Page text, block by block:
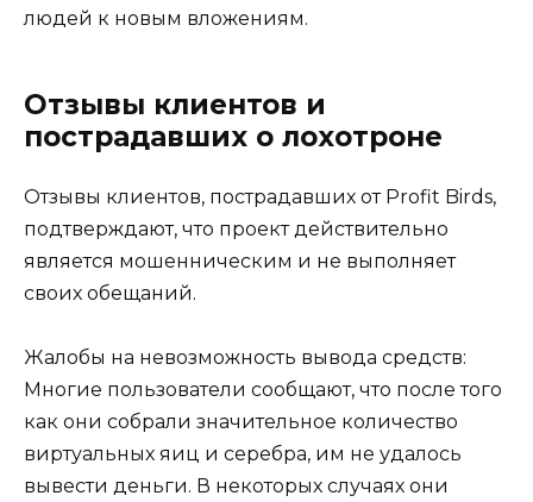
людей к новым вложениям.
Отзывы клиентов и
пострадавших о лохотроне
Отзывы клиентов, пострадавших от Profit Birds,
подтверждают, что проект действительно
является мошенническим и не выполняет
своих обещаний.
Жалобы на невозможность вывода средств:
Многие пользователи сообщают, что после того
как они собрали значительное количество
виртуальных яиц и серебра, им не удалось
вывести деньги. В некоторых случаях они